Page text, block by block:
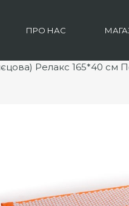
ПРО НАС
Релакс 165*40 см